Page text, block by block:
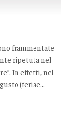
frammentate
ripetuta nel
In effetti, nel
(feriae...